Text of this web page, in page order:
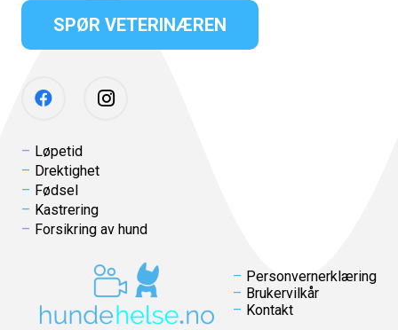
SPØR VETERINÆREN
Løpetid
Drektighet
Fødsel
Kastrering
Forsikring av hund
Personvernerklæring
Brukervilkår
Kontakt